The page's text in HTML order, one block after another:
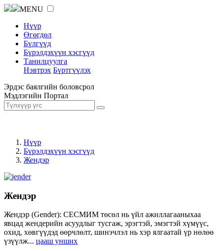
MENU
Нүүр
Өгөгдөл
Бүлгүүд
Бүрэлдэхүүн хэсгүүд
Танилцуулга
Нэвтрэх Бүртгүүлэх
Эрдэс баялгийн боловсрол
Мэдлэгийн Портал
Нүүр
Бүрэлдэхүүн хэсгүүд
Жендэр
Жендэр
Жендэр (Gender): СЕСМИМ төсөл нь үйл ажиллагааныхаа
явцад жендерийн асуудлыг тусгаж, эрэгтэй, эмэгтэй хүмүүс,
охид, хөвгүүдэд өөрчлөлт, шинэчлэл нь хэр ялгаатай үр нөлөө
үзүүлж... цааш унших